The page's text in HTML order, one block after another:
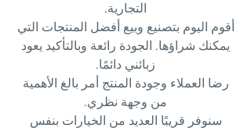
التجارية.
أقوم اليوم بتصنيع وبيع أفضل المنتجات التي
يمكنك شراؤها. الجودة رائعة وبالتأكيد يعود
زبائني دائمًا.
رضا العملاء وجودة المنتج أمر بالغ الأهمية
من وجهة نظري.
سنوفر قريبًا العديد من الخيارات بنفس